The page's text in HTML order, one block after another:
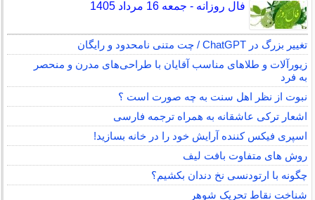
فال روزانه - جمعه 16 مرداد 1405
تغییر بزرگ در ChatGPT / چت متنی نامحدود و رایگان
زیورآلات و طلاهای مناسب آقایان با طراحی‌های مدرن و منحصر
به فرد
نبوت از نظر اهل سنت به چه صورت است ؟
اشعار ترکی عاشقانه به همراه ترجمه فارسی
اسپری فیکس کننده آرایش خود را در خانه بسازید!
روش های متفاوت بافت لیف
چگونه با ارتودنسی نخ دندان بکشیم؟
شناخت نقاط تحریک شوهر